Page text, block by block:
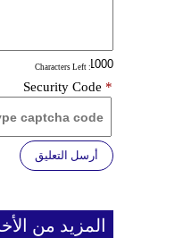
: Characters Left
Security Code *
أرسل التعليق
المزيد من